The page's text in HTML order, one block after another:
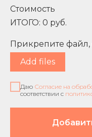
Стоимость
ИТОГО: 0 руб.
Прикрепите файл,
Add files
Даю Согласие на
соответствии с